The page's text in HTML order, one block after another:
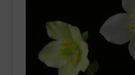
COMPLEMENTOS JARDÍN
MASCOTAS
DECORACIÓN